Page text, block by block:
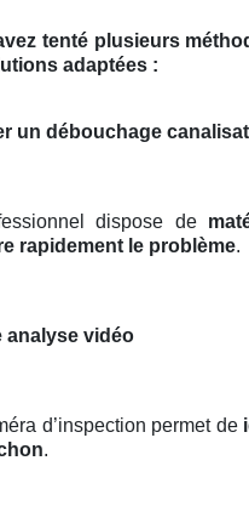
tenté plusieurs
adaptées :
un débouchage
dispose de
rapidement le problème.
analyse vidéo
d’inspection permet de
.